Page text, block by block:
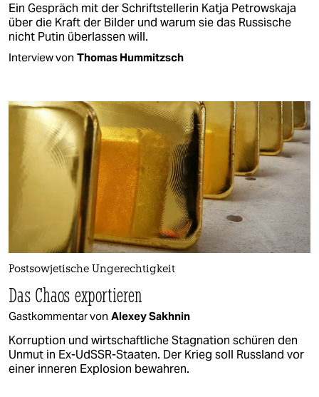
Ein Gespräch mit der Schriftstellerin Katja Petrowskaja
über die Kraft der Bilder und warum sie das Russische
nicht Putin überlassen will.
Interview von Thomas Hummitzsch
Postsowjetische Ungerechtigkeit
Das Chaos exportieren
Gastkommentar von Alexey Sakhnin
Korruption und wirtschaftliche Stagnation schüren den
Unmut in Ex-UdSSR-Staaten. Der Krieg soll Russland vor
einer inneren Explosion bewahren.